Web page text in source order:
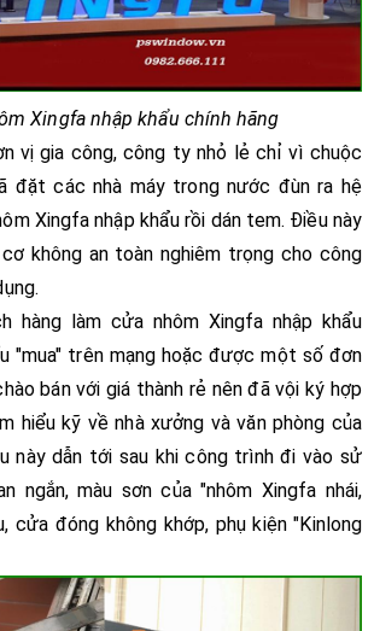
Xingfa nhập khẩu chính hãng
vị gia công, công ty nhỏ lẻ chỉ vì chuộc
đặt các nhà máy trong nước đùn ra hệ
Xingfa nhập khẩu rồi dán tem. Điều này
không an toàn nghiêm trọng cho công
hàng làm cửa nhôm Xingfa nhập khẩu
"mua" trên mạng hoặc được một số đơn
bán với giá thành rẻ nên đã vội ký hợp
hiểu kỹ về nhà xưởng và văn phòng của
này dẫn tới sau khi công trình đi vào sử
ngắn, màu sơn của "nhôm Xingfa nhái,
cửa đóng không khớp, phụ kiện "Kinlong